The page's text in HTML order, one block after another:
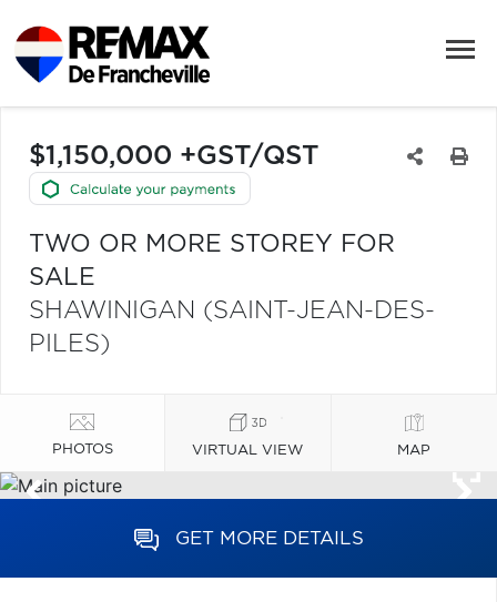
$1,150,000 +GST/QST
TWO OR MORE STOREY FOR
SALE
SHAWINIGAN (SAINT-JEAN-DES-
PILES)
PHOTOS VIRTUAL VIEW MAP
GET MORE DETAILS